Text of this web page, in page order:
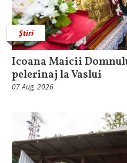
Știri
Icoana Maicii
pelerinaj la Vaslui
07 Aug, 2026